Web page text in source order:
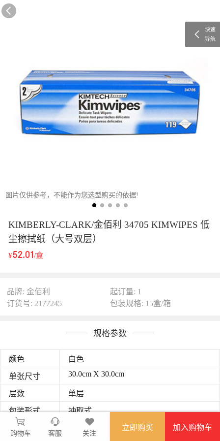
图片仅供参考，不能作为您选型购买的依据!
KIMBERLY-CLARK/金佰利 34705 KIMWIPES 低
尘擦拭纸（大号双层）
¥52.01/盒
品牌: 金佰利
起订量: 1
订货号: 2177245
包装规格: 15盒/箱
规格参数
颜色 白色
单张尺寸 30.0cm X 30.0cm
层数 单层
包装形式 抽取式
抗溶剂腐蚀性 ★★★
购物车 客服 关注
立即购买 加入购物车
快速
导航